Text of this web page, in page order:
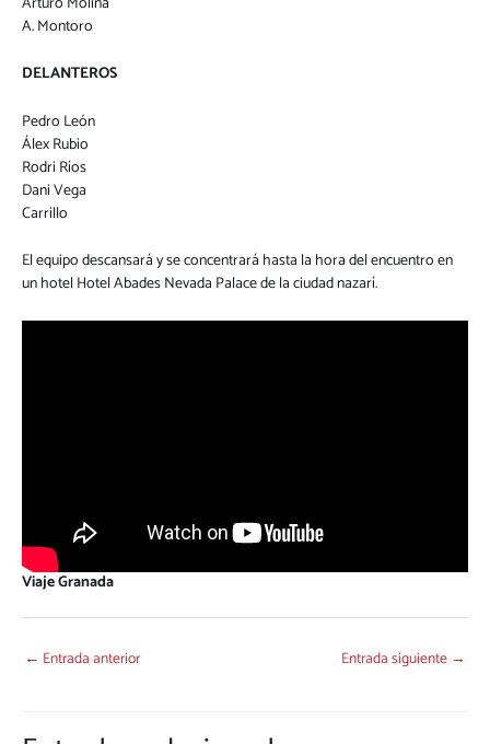
A. Montoro
DELANTEROS
Pedro León
Álex Rubio
Rodri Ríos
Dani Vega
Carrillo
El equipo descansará y se concentrará hasta la hora del encuentro en
un hotel Hotel Abades Nevada Palace de la ciudad nazarí.
Viaje Granada
← Entrada anterior Entrada siguiente →